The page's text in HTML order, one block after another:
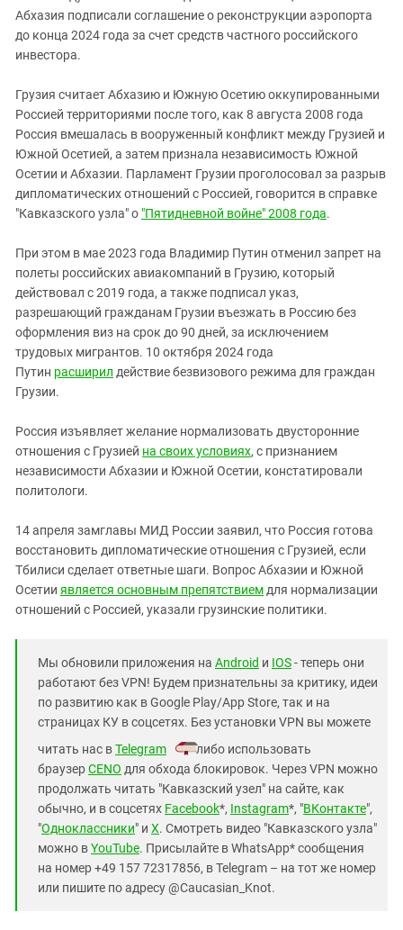
Абхазия подписали соглашение о реконструкции аэропорта
до конца 2024 года за счет средств частного российского
инвестора.
Грузия считает Абхазию и Южную Осетию оккупированными
Россией территориями после того, как 8 августа 2008 года
Россия вмешалась в вооруженный конфликт между Грузией и
Южной Осетией, а затем признала независимость Южной
Осетии и Абхазии. Парламент Грузии проголосовал за разрыв
дипломатических отношений с Россией, говорится в справке
"Кавказского узла" о "Пятидневной войне" 2008 года.
При этом в мае 2023 года Владимир Путин отменил запрет на
полеты российских авиакомпаний в Грузию, который
действовал с 2019 года, а также подписал указ,
разрешающий гражданам Грузии въезжать в Россию без
оформления виз на срок до 90 дней, за исключением
трудовых мигрантов. 10 октября 2024 года
Путин расширил действие безвизового режима для граждан
Грузии.
Россия изъявляет желание нормализовать двусторонние
отношения с Грузией на своих условиях, с признанием
независимости Абхазии и Южной Осетии, констатировали
политологи.
14 апреля замглавы МИД России заявил, что Россия готова
восстановить дипломатические отношения с Грузией, если
Тбилиси сделает ответные шаги. Вопрос Абхазии и Южной
Осетии является основным препятствиемдля нормализации
отношений с Россией, указали грузинские политики.
Мы обновили приложения на Android и IOS- теперь они
работают без VPN! Будем признательны за критику, идеи
по развитию как в Google Play/App Store, так и на
страницах КУ в соцсетях. Без установки VPN вы можете
читать нас вTelegram
либо использовать
браузерCENO для обхода блокировок. Через VPN можно
продолжать читать "Кавказский узел" на сайте, как
обычно, и в соцсетях Facebook*, Instagram*, "ВКонтакте",
"Одноклассники" и X. Смотреть видео "Кавказского узла"
можно вYouTube. Присылайте в WhatsApp* сообщения
на номер +49 157 72317856, в Telegram – на тот же номер
или пишите по адресу @Caucasian_Knot.